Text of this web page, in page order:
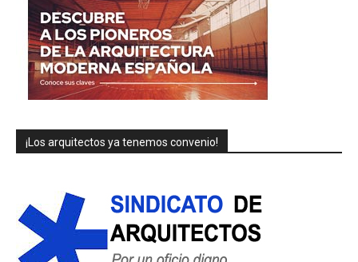
¡Los arquitectos ya tenemos convenio!